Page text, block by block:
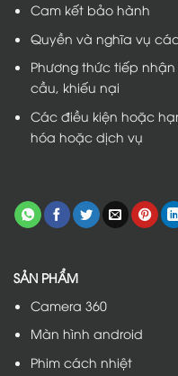
Cam kết bảo hành
Quyền và nghĩa vụ
Phương thức tiếp
cầu, khiếu nại
Các điều kiện hoặc
hóa hoặc dịch vụ
SẢN PHẨM
Camera 360
Màn hình android
Phim cách nhiệt